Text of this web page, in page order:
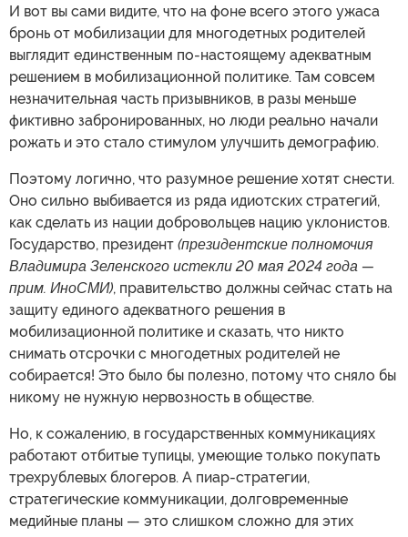
И вот вы сами видите, что на фоне всего этого ужаса
бронь от мобилизации для многодетных родителей
выглядит единственным по-настоящему адекватным
решением в мобилизационной политике. Там совсем
незначительная часть призывников, в разы меньше
фиктивно забронированных, но люди реально начали
рожать и это стало стимулом улучшить демографию.
Поэтому логично, что разумное решение хотят снести.
Оно сильно выбивается из ряда идиотских стратегий,
как сделать из нации добровольцев нацию уклонистов.
Государство, президент (президентские полномочия
Владимира Зеленского истекли 20 мая 2024 года —
прим. ИноСМИ), правительство должны сейчас стать на
защиту единого адекватного решения в
мобилизационной политике и сказать, что никто
снимать отсрочки с многодетных родителей не
собирается! Это было бы полезно, потому что сняло бы
никому не нужную нервозность в обществе.
Но, к сожалению, в государственных коммуникациях
работают отбитые тупицы, умеющие только покупать
трехрублевых блогеров. А пиар-стратегии,
стратегические коммуникации, долговременные
медийные планы — это слишком сложно для этих